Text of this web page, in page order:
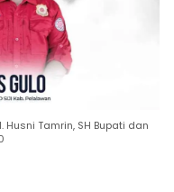
Husni Tamrin, SH Bupati dan